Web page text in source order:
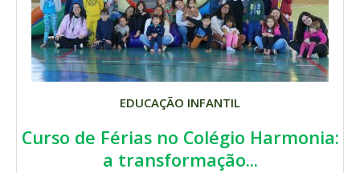
EDUCAÇÃO INFANTIL
Curso de Férias no Colégio Harmonia:
a transformação...